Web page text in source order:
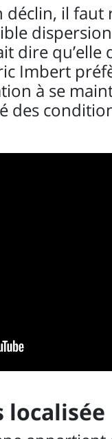
il
dire qu’elle
Imbert
à se
des
localisée